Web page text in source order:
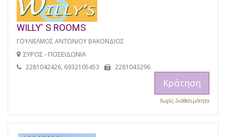
WILLY' S ROOMS
ΓΟΥΛΙΕΛΜΟΣ ΑΝΤΩΝΙΟΥ ΒΑΚΟΝΔΙΟΣ
ΣΥΡΟΣ - ΠΟΣΕΙΔΩΝΙΑ
2281042426, 6932105453 2281043296
Κράτηση
Χωρίς διαθεσιμότητα